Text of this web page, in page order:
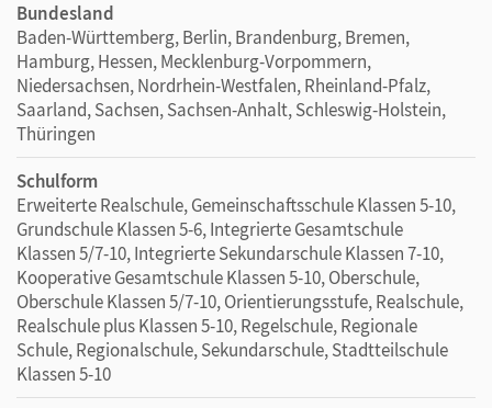
Bundesland
Baden-Württemberg, Berlin, Brandenburg, Bremen,
Hamburg, Hessen, Mecklenburg-Vorpommern,
Niedersachsen, Nordrhein-Westfalen, Rheinland-Pfalz,
Saarland, Sachsen, Sachsen-Anhalt, Schleswig-Holstein,
Thüringen
Schulform
Erweiterte Realschule, Gemeinschaftsschule Klassen 5-10,
Grundschule Klassen 5-6, Integrierte Gesamtschule
Klassen 5/7-10, Integrierte Sekundarschule Klassen 7-10,
Kooperative Gesamtschule Klassen 5-10, Oberschule,
Oberschule Klassen 5/7-10, Orientierungsstufe, Realschule,
Realschule plus Klassen 5-10, Regelschule, Regionale
Schule, Regionalschule, Sekundarschule, Stadtteilschule
Klassen 5-10